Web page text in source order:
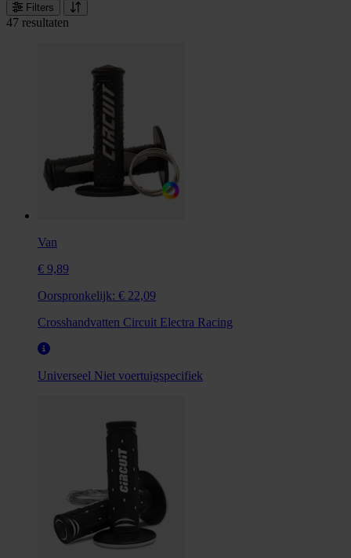
Filters
47 resultaten
Van
€ 9,89
Oorspronkelijk: € 22,09
Crosshandvatten Circuit Electra Racing
Universeel Niet voertuigspecifiek